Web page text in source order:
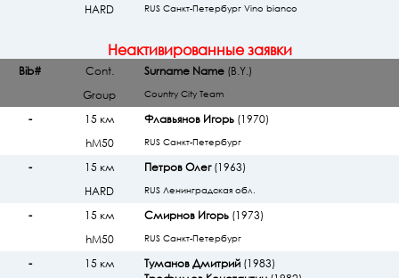
HARD RUS Санкт-Петербург Vino bianco
Неактивированные заявки
Bib#
Cont.
Group
Surname Name (B.Y.)
Country City Team
-
15 км
hМ50
Флавьянов Игорь(1970)
RUS Санкт-Петербург
-
15 км
HARD
Петров Олег(1963)
RUS Ленинградская обл.
-
15 км
hМ50
Смирнов Игорь(1973)
RUS Санкт-Петербург
- 15 км Туманов Дмитрий(1983)